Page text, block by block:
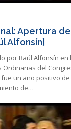
Apertura
Alfonsín]
por Raúl Alfonsín en
Ordinarias del
fue un año positivo
de…